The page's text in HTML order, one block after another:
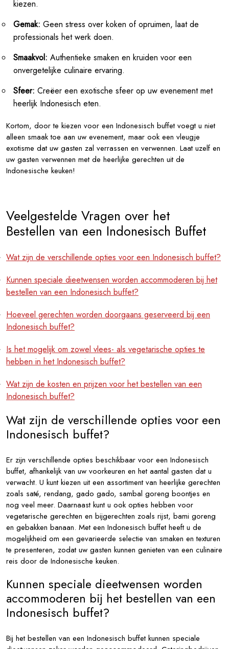
kiezen.
Gemak: Geen stress over koken of opruimen, laat de
professionals het werk doen.
Smaakvol: Authentieke smaken en kruiden voor een
onvergetelijke culinaire ervaring.
Sfeer: Creëer een exotische sfeer op uw evenement met
heerlijk Indonesisch eten.
Kortom, door te kiezen voor een Indonesisch buffet voegt u niet
alleen smaak toe aan uw evenement, maar ook een vleugje
exotisme dat uw gasten zal verrassen en verwennen. Laat uzelf en
uw gasten verwennen met de heerlijke gerechten uit de
Indonesische keuken!
Veelgestelde Vragen over het
Bestellen van een Indonesisch Buffet
Wat zijn de verschillende opties voor een Indonesisch buffet?
Kunnen speciale dieetwensen worden accommoderen bij het
bestellen van een Indonesisch buffet?
Hoeveel gerechten worden doorgaans geserveerd bij een
Indonesisch buffet?
Is het mogelijk om zowel vlees- als vegetarische opties te
hebben in het Indonesisch buffet?
Wat zijn de kosten en prijzen voor het bestellen van een
Indonesisch buffet?
Wat zijn de verschillende opties voor een
Indonesisch buffet?
Er zijn verschillende opties beschikbaar voor een Indonesisch
buffet, afhankelijk van uw voorkeuren en het aantal gasten dat u
verwacht. U kunt kiezen uit een assortiment van heerlijke gerechten
zoals saté, rendang, gado gado, sambal goreng boontjes en
nog veel meer. Daarnaast kunt u ook opties hebben voor
vegetarische gerechten en bijgerechten zoals rijst, bami goreng
en gebakken banaan. Met een Indonesisch buffet heeft u de
mogelijkheid om een gevarieerde selectie van smaken en texturen
te presenteren, zodat uw gasten kunnen genieten van een culinaire
reis door de Indonesische keuken.
Kunnen speciale dieetwensen worden
accommoderen bij het bestellen van een
Indonesisch buffet?
Bij het bestellen van een Indonesisch buffet kunnen speciale